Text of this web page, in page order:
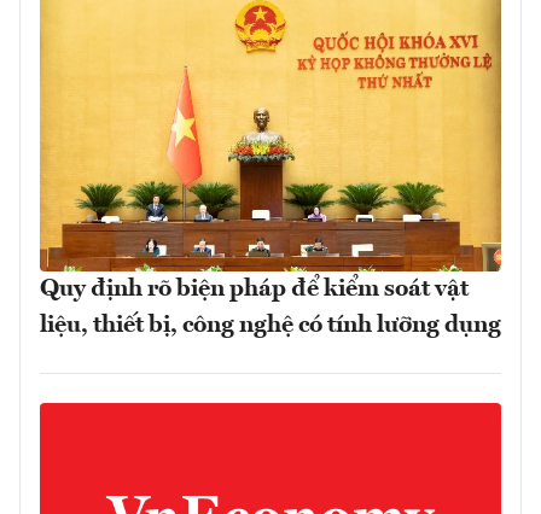
Quy định rõ biện pháp để kiểm soát vật
liệu, thiết bị, công nghệ có tính lưỡng dụng